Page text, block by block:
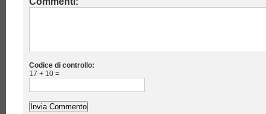
Codice di controllo:
17 + 10 =